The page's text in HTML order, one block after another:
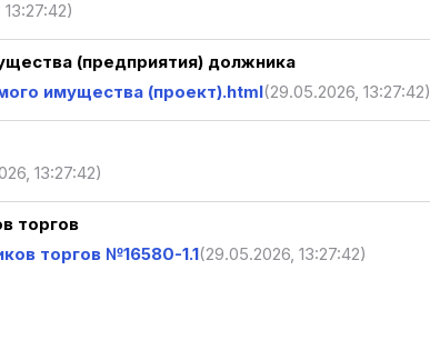
(предприятия) должника
имущества (проект).html(29.05.2026, 13:27:42)
13:27:42)
торгов
торгов №16580-1.1(29.05.2026, 13:27:42)